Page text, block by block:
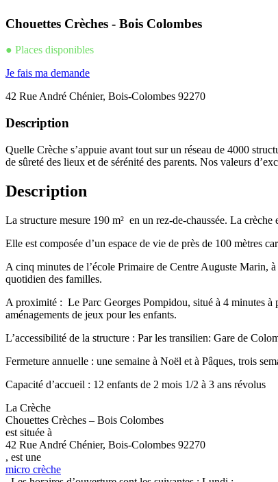
Chouettes Crèches - Bois Colombes
● Places disponibles
Je fais ma demande
42 Rue André Chénier, Bois-Colombes 92270
Description
Quelle Crèche s’appuie avant tout sur un réseau de 4000
de sûreté des lieux et de sérénité des parents. Nos valeurs
Description
La structure mesure 190 m² en un rez-de-chaussée. La
Elle est composée d’un espace de vie de près de 100 mètres
A cinq minutes de l’école Primaire de Centre Auguste Marin,
quotidien des familles.
A proximité : Le Parc Georges Pompidou, situé à 4 minutes à
aménagements de jeux pour les enfants.
L’accessibilité de la structure : Par les transilien: Gare de
Fermeture annuelle : une semaine à Noël et à Pâques, trois
Capacité d’accueil : 12 enfants de 2 mois 1/2 à 3 ans révolus
La Crèche
Chouettes Crèches – Bois Colombes
est située à
42 Rue André Chénier, Bois-Colombes 92270
, est une
micro crèche